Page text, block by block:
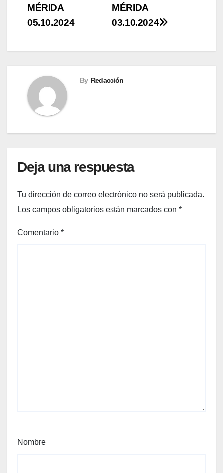
de
MÉRIDA
03.10.2024
MÉRIDA
05.10.2024
By Redacción
Deja una respuesta
Tu dirección de correo electrónico no será publicada.
Los campos obligatorios están marcados con *
Comentario *
Nombre